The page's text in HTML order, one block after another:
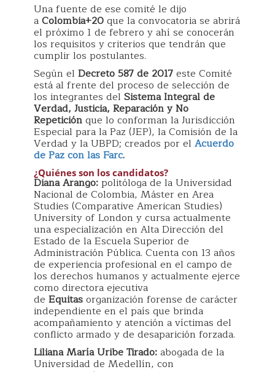
Una fuente de ese comité le dijo
aColombia+20que la convocatoria se abrirá
el próximo 1 de febrero y ahí se conocerán
los requisitos y criterios que tendrán que
cumplir los postulantes.
Según el Decreto 587 de 2017este Comité
está al frente del proceso de selección de
los integrantes del Sistema Integral de
Verdad, Justicia, Reparación y No
Repeticiónque lo conforman la Jurisdicción
Especial para la Paz (JEP), la Comisión de la
Verdad y la UBPD; creados por el Acuerdo
de Paz con las Farc.
¿Quiénes son los candidatos?
Diana Arango:politóloga de la Universidad
Nacional de Colombia, Máster en Area
Studies (Comparative American Studies)
University of London y cursa actualmente
una especialización en Alta Dirección del
Estado de la Escuela Superior de
Administración Pública. Cuenta con 13 años
de experiencia profesional en el campo de
los derechos humanos y actualmente ejerce
como directora ejecutiva
de Equitasorganización forense de carácter
independiente en el país que brinda
acompañamiento y atención a víctimas del
conflicto armado y de desaparición forzada.
Liliana María Uribe Tirado:abogada de la
Universidad de Medellín, con